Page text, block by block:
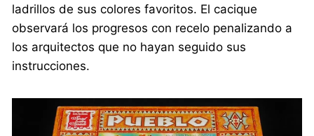
ladrillos de sus colores favoritos. El cacique
observará los progresos con recelo penalizando a
los arquitectos que no hayan seguido sus
instrucciones.